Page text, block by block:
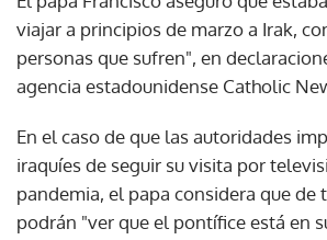
viajar a principios de marzo a Irak,
personas que sufren", en
agencia estadounidense Catholic
En el caso de que las autoridades
iraquíes de seguir su visita por
pandemia, el papa considera que de
podrán "ver que el pontífice está en